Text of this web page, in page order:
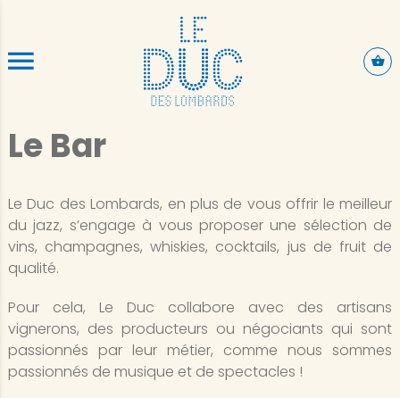
ALLER AU CONTENU PRINCIPAL
Le Bar
Le Duc des Lombards, en plus de vous offrir le meilleur
du jazz, s’engage à vous proposer une sélection de
vins, champagnes, whiskies, cocktails, jus de fruit de
qualité.
Pour cela, Le Duc collabore avec des artisans
vignerons, des producteurs ou négociants qui sont
passionnés par leur métier, comme nous sommes
passionnés de musique et de spectacles !